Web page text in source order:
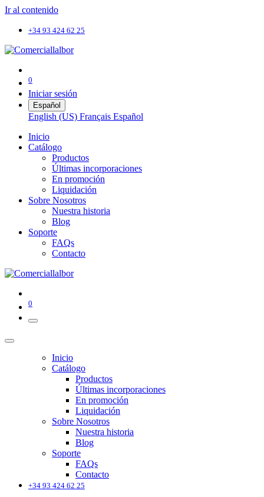
Ir al contenido
+34 93 424 62 25
0
Iniciar sesión
Español
English (US) Français Español
Inicio
Catálogo
Productos
Últimas incorporaciones
En promoción
Liquidación
Sobre Nosotros
Nuestra historia
Blog
Soporte
FAQs
Contacto
0
Inicio
Catálogo
Productos
Últimas incorporaciones
En promoción
Liquidación
Sobre Nosotros
Nuestra historia
Blog
Soporte
FAQs
Contacto
+34 93 424 62 25